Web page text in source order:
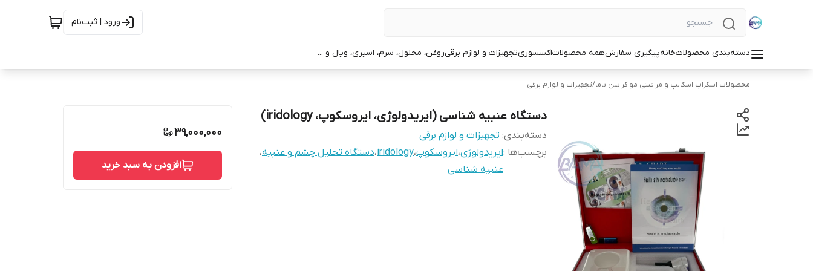
ورود | ثبت‌نام
دسته‌بندی محصولاتخانهپیگیری سفارشهمه محصولاتاکسسوریتجهیزات و لوازم برقیروغن، محلول، سرم، اسپری، ویال و ...
محصولات اسکراب اسکالپ و مراقبتی مو کراتین باما/تجهیزات و لوازم برقی
دستگاه عنبیه شناسی (ایریدولوژی، ایروسکوپ، iridology)
دسته‌بندی: تجهیزات و لوازم برقی
برچسب‌ها :ایریدولوژی،ایروسکوپ،iridology،دستگاه تحلیل چشم و عنبیه،
عنبیه شناسی
39,000,000
افزودن به سبد خرید